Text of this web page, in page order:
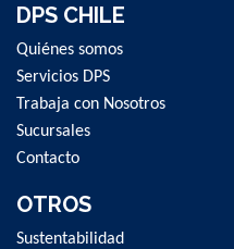
DPS CHILE
Quiénes somos
Servicios DPS
Trabaja con Nosotros
Sucursales
Contacto
OTROS
Sustentabilidad